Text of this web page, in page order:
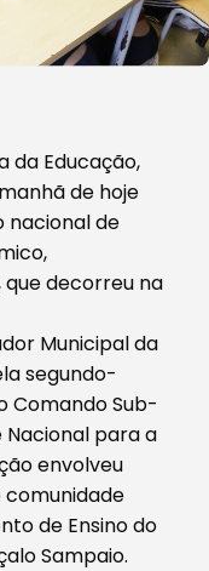
da Educação,
de hoje
nacional de
que decorreu na
Municipal da
segundo-
Comando Sub-
Nacional para a
envolveu
de Ensino do
Sampaio.